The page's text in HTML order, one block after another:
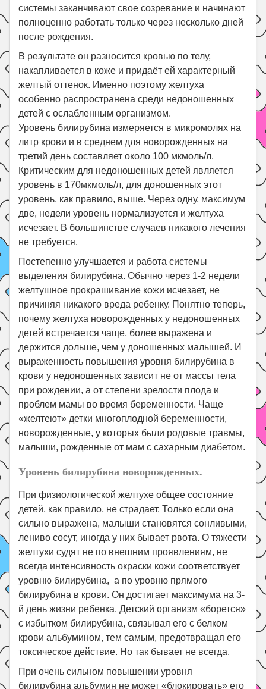
системы заканчивают свое созревание и начинают
полноценно работать только через несколько дней
после рождения.
В результате он разносится кровью по телу,
накапливается в коже и придаёт ей характерный
желтый оттенок. Именно поэтому желтуха
особенно распространена среди недоношенных
детей с ослабленным организмом.
Уровень билирубина измеряется в микромолях на
литр крови и в среднем для новорожденных на
третий день составляет около 100 мкмоль/л.
Критическим для недоношенных детей является
уровень в 170мкмоль/л, для доношенных этот
уровень, как правило, выше. Через одну, максимум
две, недели уровень нормализуется и желтуха
исчезает. В большинстве случаев никакого лечения
не требуется.
Постепенно улучшается и работа системы
выделения билирубина. Обычно через 1-2 недели
желтушное прокрашивание кожи исчезает, не
причиняя никакого вреда ребенку. Понятно теперь,
почему желтуха новорожденных у недоношенных
детей встречается чаще, более выражена и
держится дольше, чем у доношенных малышей. И
выраженность повышения уровня билирубина в
крови у недоношенных зависит не от массы тела
при рождении, а от степени зрелости плода и
проблем мамы во время беременности. Чаще
«желтеют» детки многоплодной беременности,
новорожденные, у которых были родовые травмы,
малыши, рожденные от мам с сахарным диабетом.
Уровень билирубина новорожденных.
При физиологической желтухе общее состояние
детей, как правило, не страдает. Только если она
сильно выражена, малыши становятся сонливыми,
лениво сосут, иногда у них бывает рвота. О тяжести
желтухи судят не по внешним проявлениям, не
всегда интенсивность окраски кожи соответствует
уровню билирубина, а по уровню прямого
билирубина в крови. Он достигает максимума на 3-
й день жизни ребенка. Детский организм «борется»
с избытком билирубина, связывая его с белком
крови альбумином, тем самым, предотвращая его
токсическое действие. Но так бывает не всегда.
При очень сильном повышении уровня
билирубина альбумин не может «блокировать» его